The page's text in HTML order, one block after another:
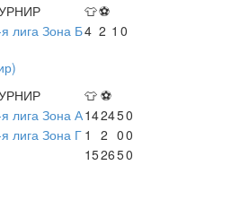
👕⚽
лига Зона Б4 2 1 0
👕 ⚽
лига Зона А142450
лига Зона Г 1 2 00
152650